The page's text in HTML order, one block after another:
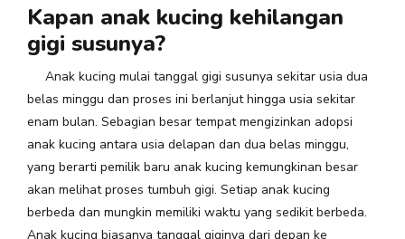
Kapan anak kucing kehilangan
gigi susunya?
Anak kucing mulai tanggal gigi susunya sekitar usia dua
belas minggu dan proses ini berlanjut hingga usia sekitar
enam bulan. Sebagian besar tempat mengizinkan adopsi
anak kucing antara usia delapan dan dua belas minggu,
yang berarti pemilik baru anak kucing kemungkinan besar
akan melihat proses tumbuh gigi. Setiap anak kucing
berbeda dan mungkin memiliki waktu yang sedikit berbeda.
Anak kucing biasanya tanggal giginya dari depan ke